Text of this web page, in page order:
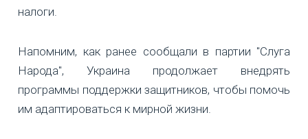
налоги.
Напомним, как ранее сообщали в партии "Слуга
Народа", Украина продолжает внедрять
программы поддержки защитников, чтобы помочь
им адаптироваться к мирной жизни.